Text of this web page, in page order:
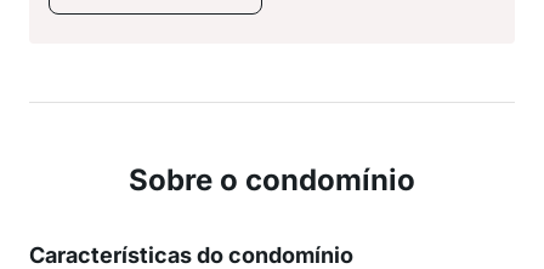
Sobre o condomínio
Características do condomínio